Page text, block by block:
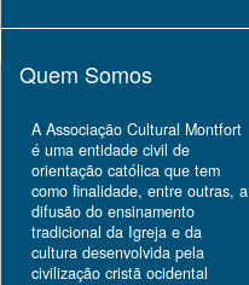
Quem Somos
A Associação Cultural Montfort
é uma entidade civil de
orientação católica que tem
como finalidade, entre outras, a
difusão do ensinamento
tradicional da Igreja e da
cultura desenvolvida pela
civilização cristã ocidental